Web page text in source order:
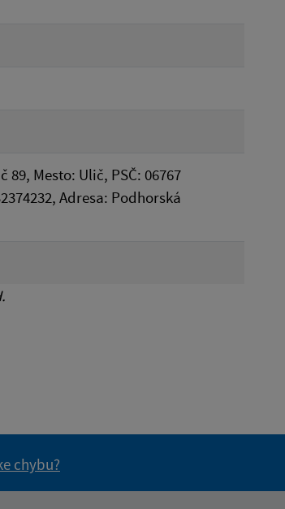
89, Mesto: Ulič, PSČ: 06767
Adresa: Podhorská
chybu?